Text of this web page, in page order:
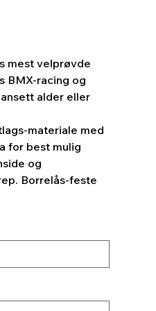
mest velprøvde
BMX-racing og
alder eller
materiale med
for best mulig
og
Borrelås-feste